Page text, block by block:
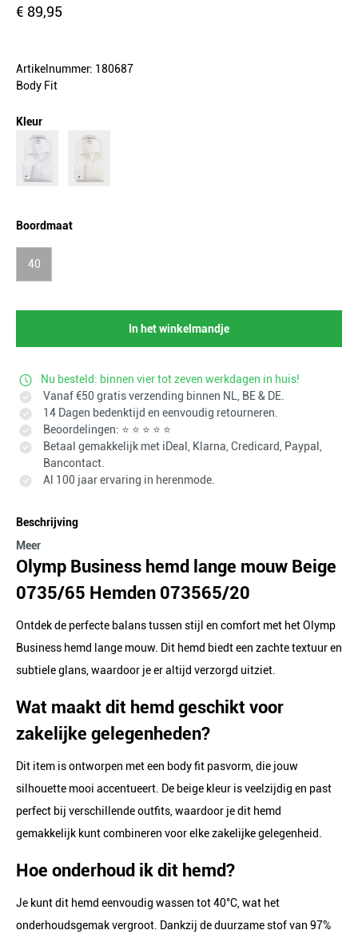
€ 89,95
Artikelnummer: 180687
Body Fit
Kleur
Boordmaat
40
In het winkelmandje
Nu besteld: binnen vier tot zeven werkdagen in huis!
Vanaf €50 gratis verzending binnen NL, BE & DE.
14 Dagen bedenktijd en eenvoudig retourneren.
Beoordelingen: ⭐ ⭐ ⭐ ⭐ ⭐
Betaal gemakkelijk met iDeal, Klarna, Credicard, Paypal,
Bancontact.
Al 100 jaar ervaring in herenmode.
Beschrijving
Meer
Olymp Business hemd lange mouw Beige
0735/65 Hemden 073565/20
Ontdek de perfecte balans tussen stijl en comfort met het Olymp
Business hemd lange mouw. Dit hemd biedt een zachte textuur en
subtiele glans, waardoor je er altijd verzorgd uitziet.
Wat maakt dit hemd geschikt voor
zakelijke gelegenheden?
Dit item is ontworpen met een body fit pasvorm, die jouw
silhouette mooi accentueert. De beige kleur is veelzijdig en past
perfect bij verschillende outfits, waardoor je dit hemd
gemakkelijk kunt combineren voor elke zakelijke gelegenheid.
Hoe onderhoud ik dit hemd?
Je kunt dit hemd eenvoudig wassen tot 40°C, wat het
onderhoudsgemak vergroot. Dankzij de duurzame stof van 97%